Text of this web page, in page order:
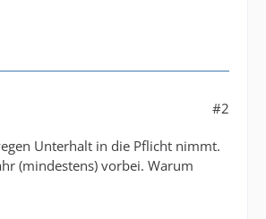
#2
Unterhalt in die Pflicht nimmt.
(mindestens) vorbei. Warum